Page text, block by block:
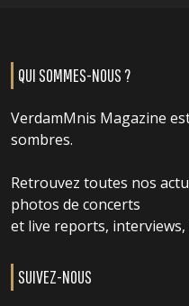
QUI SOMMES-NOUS ?
VerdamMnis Magazine
sombres.
Retrouvez toutes nos
photos de concerts
et live reports, interviews,
SUIVEZ-NOUS